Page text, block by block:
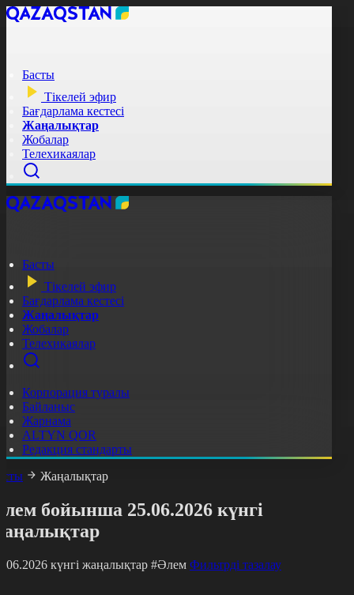
Басты
Тікелей эфир
Бағдарлама кестесі
Жаңалықтар
Жобалар
Телехикаялар
Басты
Тікелей эфир
Бағдарлама кестесі
Жаңалықтар
Жобалар
Телехикаялар
Корпорация туралы
Байланыс
Жарнама
ALTYN QOR
Редакция стандарты
Жаңалықтар
бойынша 25.06.2026 күнгі
күнгі жаңалықтар #Әлем Фильтрді тазалау